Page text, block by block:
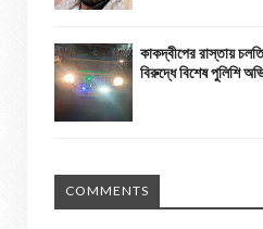
কাকদ্বীপের রাস্তায়
বিরুদ্ধে বিশেষ পুলিশি
COMMENTS